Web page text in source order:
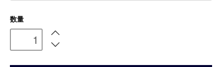
数量